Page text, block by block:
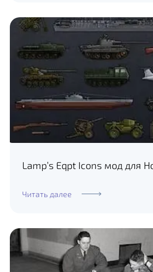
Lamp’s Eqpt Icons мод для
Читать далее